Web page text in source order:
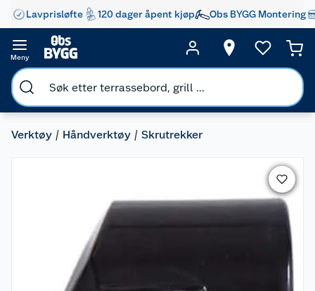
Lavprisløfte 120 dager åpent kjøp Obs BYGG Montering
Meny
Verktøy Håndverktøy Skrutrekker